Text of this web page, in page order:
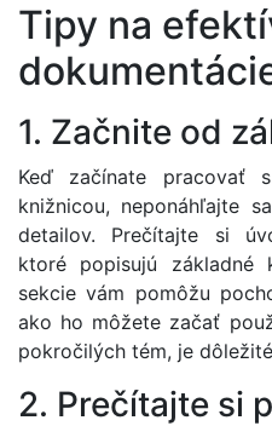
Tipy na
1. Začnite od
Keď začínate pracovať
knižnicou, neponáhľajte
detailov. Prečítajte si
ktoré popisujú základné
sekcie vám pomôžu
ako ho môžete začať
pokročilých tém, je
2. Prečítajte si